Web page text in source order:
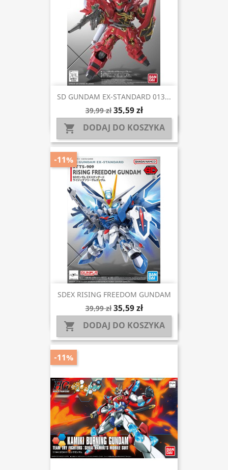
SD GUNDAM EX-STANDARD 013...
39,99 zł 35,59 zł
 DODAJ DO KOSZYKA
SDEX RISING FREEDOM GUNDAM
39,99 zł 35,59 zł
 DODAJ DO KOSZYKA
-11%
-11%